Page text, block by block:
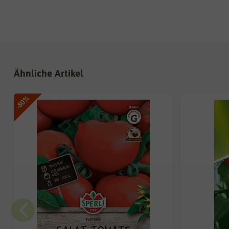
Ähnliche Artikel
-80%